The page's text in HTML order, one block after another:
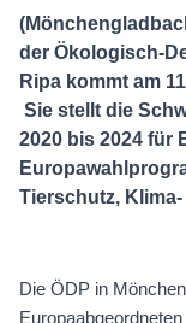
der Ökologisch-
Ripa kommt am
Sie stellt die
2020 bis 2024 für
Tierschutz,
Die ÖDP in